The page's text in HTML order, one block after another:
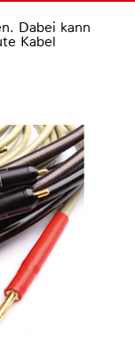
Dabei kann
Kabel